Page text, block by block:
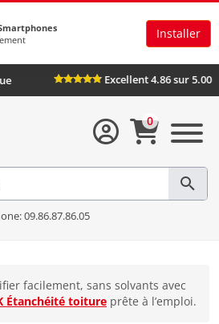
Installer
la marque Excellent
09.86.87.86.05
0
facilement, sans solvants avec
Étanchéité toiture prête à l’emploi.